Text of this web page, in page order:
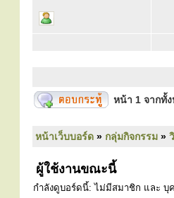
หน้า 1 จากทั้
หน้าเว็บบอร์ด » กลุ่มกิจกรรม »
ผู้ใช้งานขณะนี้
กำลังดูบอร์ดนี้: ไม่มีสมาชิก และ บุ